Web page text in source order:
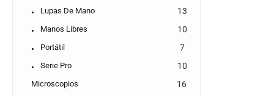
Lupas De Mano 13
Manos Libres 10
Portátil 7
Serie Pro 10
Microscopios 16